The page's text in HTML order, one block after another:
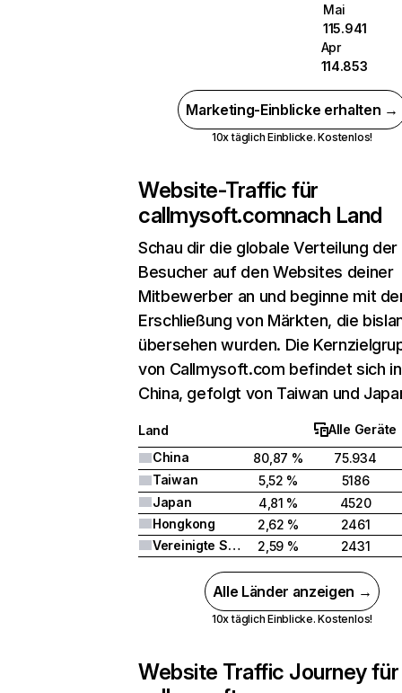
Mai
115.941
Apr
114.853
Marketing-Einblicke erhalten →
10x täglich Einblicke. Kostenlos!
Website-Traffic für
callmysoft.comnach Land
Schau dir die globale Verteilung der
Besucher auf den Websites deiner
Mitbewerber an und beginne mit
Erschließung von Märkten, die
übersehen wurden. Die
von Callmysoft.com befindet sich in
China, gefolgt von Taiwan und
Land
Alle Geräte
China
80,87 %
75.934
Taiwan
5,52 %
5186
Japan
4,81 %
4520
Hongkong
2,62 %
2461
Vereinigte Staaten
2,59 % 2431
Alle Länder anzeigen →
10x täglich Einblicke. Kostenlos!
Website Traffic Journey für